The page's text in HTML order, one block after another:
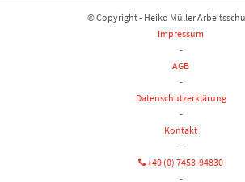
© Copyright - Heiko Müller
Impressum
-
AGB
-
Datenschutzerklärung
-
Kontakt
-
+49 (0) 7453-94830
-